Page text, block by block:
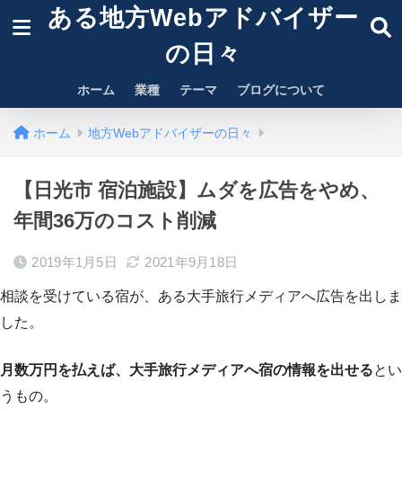
ある地方Webアドバイザー
の日々
ホーム 業種 テーマ ブログについて
ホーム 地方Webアドバイザーの日々
【日光市 宿泊施設】ムダを広告をやめ、
年間36万のコスト削減
2019年1月5日 2021年9月18日
相談を受けている宿が、ある大手旅行メディアへ広告を出しま
した。
月数万円を払えば、大手旅行メディアへ宿の情報を出せるとい
うもの。